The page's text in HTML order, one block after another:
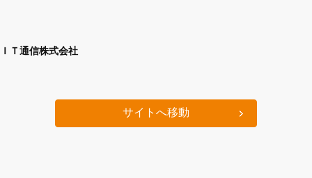
ＩＴ通信株式会社
サイトへ移動